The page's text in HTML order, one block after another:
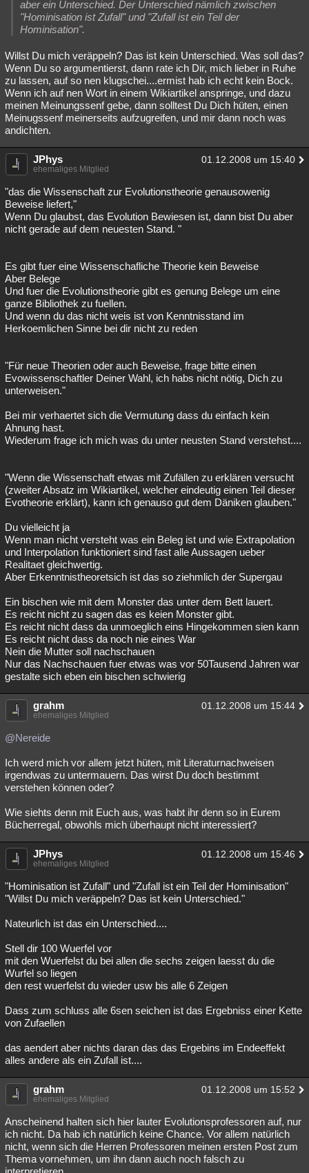
aber ein Unterschied. Der Unterschied nämlich zwischen
"Hominisation ist Zufall" und "Zufall ist ein Teil der
Hominisation".
Willst Du mich veräppeln? Das ist kein Unterschied. Was soll das?
Wenn Du so argumentierst, dann rate ich Dir, mich lieber in Ruhe
zu lassen, auf so nen klugschei....ermist hab ich echt kein Bock.
Wenn ich auf nen Wort in einem Wikiartikel anspringe, und dazu
meinen Meinungssenf gebe, dann solltest Du Dich hüten, einen
Meinugssenf meinerseits aufzugreifen, und mir dann noch was
andichten.
JPhys 01.12.2008 um 15:40
ehemaliges Mitglied
"das die Wissenschaft zur Evolutionstheorie genausowenig
Beweise liefert,"
Wenn Du glaubst, das Evolution Bewiesen ist, dann bist Du aber
nicht gerade auf dem neuesten Stand. "
Es gibt fuer eine Wissenschafliche Theorie kein Beweise
Aber Belege
Und fuer die Evolutionstheorie gibt es genung Belege um eine
ganze Bibliothek zu fuellen.
Und wenn du das nicht weis ist von Kenntnisstand im
Herkoemlichen Sinne bei dir nicht zu reden
"Für neue Theorien oder auch Beweise, frage bitte einen
Evowissenschaftler Deiner Wahl, ich habs nicht nötig, Dich zu
unterweisen."
Bei mir verhaertet sich die Vermutung dass du einfach kein
Ahnung hast.
Wiederum frage ich mich was du unter neusten Stand verstehst....
"Wenn die Wissenschaft etwas mit Zufällen zu erklären versucht
(zweiter Absatz im Wikiartikel, welcher eindeutig einen Teil dieser
Evotheorie erklärt), kann ich genauso gut dem Däniken glauben."
Du vielleicht ja
Wenn man nicht versteht was ein Beleg ist und wie Extrapolation
und Interpolation funktioniert sind fast alle Aussagen ueber
Realitaet gleichwertig.
Aber Erkenntnistheoretsich ist das so ziehmlich der Supergau
Ein bischen wie mit dem Monster das unter dem Bett lauert.
Es reicht nicht zu sagen das es keien Monster gibt.
Es reicht nicht dass da unmoeglich eins Hingekommen sien kann
Es reicht nicht dass da noch nie eines War
Nein die Mutter soll nachschauen
Nur das Nachschauen fuer etwas was vor 50Tausend Jahren war
gestalte sich eben ein bischen schwierig
grahm 01.12.2008 um 15:44
ehemaliges Mitglied
@Nereide
Ich werd mich vor allem jetzt hüten, mit Literaturnachweisen
irgendwas zu untermauern. Das wirst Du doch bestimmt
verstehen können oder?
Wie siehts denn mit Euch aus, was habt ihr denn so in Eurem
Bücherregal, obwohls mich überhaupt nicht interessiert?
JPhys 01.12.2008 um 15:46
ehemaliges Mitglied
"Hominisation ist Zufall" und "Zufall ist ein Teil der Hominisation"
"Willst Du mich veräppeln? Das ist kein Unterschied."
Nateurlich ist das ein Unterschied....
Stell dir 100 Wuerfel vor
mit den Wuerfelst du bei allen die sechs zeigen laesst du die
Wurfel so liegen
den rest wuerfelst du wieder usw bis alle 6 Zeigen
Dass zum schluss alle 6sen seichen ist das Ergebniss einer Kette
von Zufaellen
das aendert aber nichts daran das das Ergebins im Endeeffekt
alles andere als ein Zufall ist....
grahm 01.12.2008 um 15:52
ehemaliges Mitglied
Anscheinend halten sich hier lauter Evolutionsprofessoren auf, nur
ich nicht. Da hab ich natürlich keine Chance. Vor allem natürlich
nicht, wenn sich die Herren Professoren meinen ersten Post zum
Thema vornehmen, um ihn dann auch noch falsch zu